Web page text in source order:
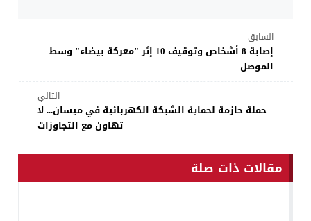
السابق
إصابة 8 أشخاص وتوقيف 10 إثر "معركة بيضاء" وسط
الموصل
التالي
حملة حازمة لحماية الشبكة الكهربائية في ميسان... لا
تهاون مع التجاوزات
مقالات ذات صلة